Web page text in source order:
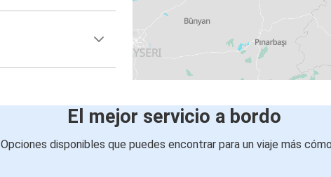
El mejor servicio a bordo
Opciones disponibles que puedes encontrar para un viaje más